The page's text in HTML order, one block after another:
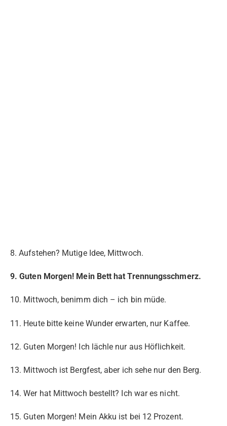
8. Aufstehen? Mutige Idee, Mittwoch.
9. Guten Morgen! Mein Bett hat Trennungsschmerz.
10. Mittwoch, benimm dich – ich bin müde.
11. Heute bitte keine Wunder erwarten, nur Kaffee.
12. Guten Morgen! Ich lächle nur aus Höflichkeit.
13. Mittwoch ist Bergfest, aber ich sehe nur den Berg.
14. Wer hat Mittwoch bestellt? Ich war es nicht.
15. Guten Morgen! Mein Akku ist bei 12 Prozent.